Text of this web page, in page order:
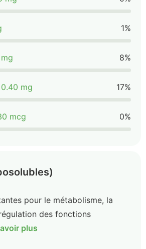
1%
8%
0.40 mg 17%
mcg 0%
pour le métabolisme, la
des fonctions
plus